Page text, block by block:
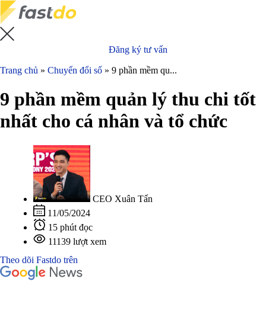
Đăng ký tư vấn
Trang chủ » Chuyển đổi số » 9 phần mềm qu...
9 phần mềm quản lý thu chi tốt
nhất cho cá nhân và tổ chức
CEO Xuân Tấn
11/05/2024
15 phút đọc
11139 lượt xem
Theo dõi Fastdo trên